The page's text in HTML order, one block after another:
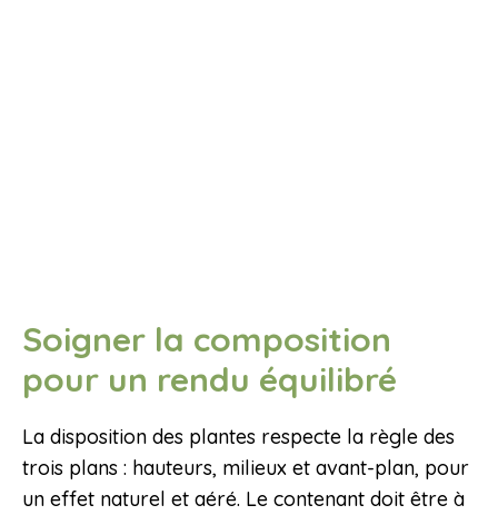
Soigner la composition
pour un rendu équilibré
La disposition des plantes respecte la règle des
trois plans : hauteurs, milieux et avant-plan, pour
un effet naturel et aéré. Le contenant doit être à